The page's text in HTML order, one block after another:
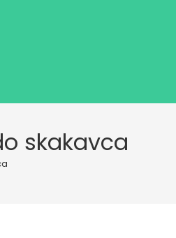
skakavca